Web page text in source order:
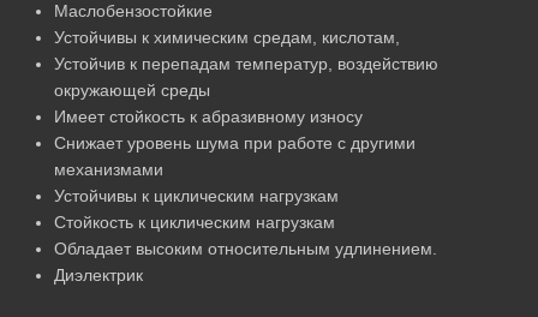
Маслобензостойкие
Устойчивы к химическим средам, кислотам,
Устойчив к перепадам температур, воздействию
окружающей среды
Имеет стойкость к абразивному износу
Снижает уровень шума при работе с другими
механизмами
Устойчивы к циклическим нагрузкам
Стойкость к циклическим нагрузкам
Обладает высоким относительным удлинением.
Диэлектрик